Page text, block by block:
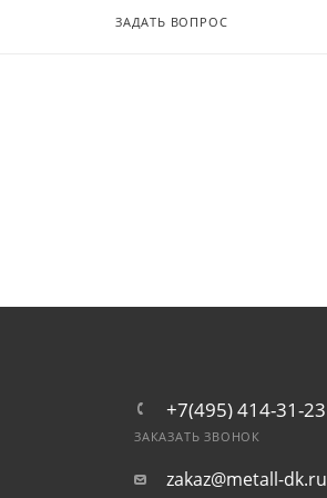
ЗАДАТЬ ВОПРОС
+7(495) 414-31-23
ЗАКАЗАТЬ ЗВОНОК
zakaz@metall-dk.ru